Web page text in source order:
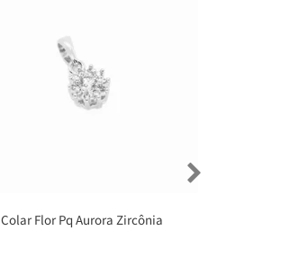
Colar Flor Pq Aurora Zircônia